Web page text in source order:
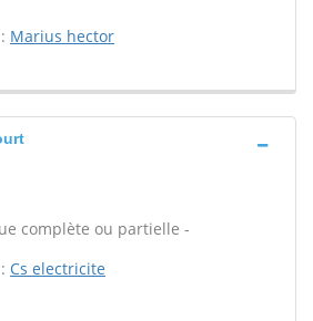
Marius hector
complète ou partielle -
Cs electricite